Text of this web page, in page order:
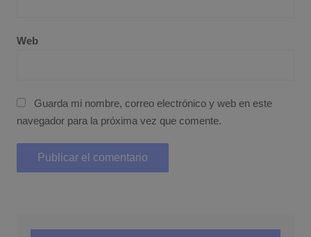
Web
Guarda mi nombre, correo electrónico y web en este
navegador para la próxima vez que comente.